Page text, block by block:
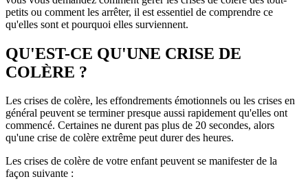
petits ou comment les arrêter, il est essentiel de comprendre ce
qu'elles sont et pourquoi elles surviennent.
QU'EST-CE QU'UNE CRISE DE
COLÈRE ?
Les crises de colère, les effondrements émotionnels ou les crises en
général peuvent se terminer presque aussi rapidement qu'elles ont
commencé. Certaines ne durent pas plus de 20 secondes, alors
qu'une crise de colère extrême peut durer des heures.
Les crises de colère de votre enfant peuvent se manifester de la
façon suivante :